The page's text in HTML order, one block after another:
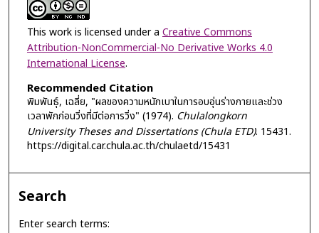
This work is licensed under a Creative Commons
Attribution-NonCommercial-No Derivative Works 4.0
International License.
Recommended Citation
พิมพันธุ์, เฉลี่ย, "ผลของความหนักเบาในการอบอุ่นร่างกายและช่วง
เวลาพักก่อนวิ่งที่มีต่อการวิ่ง" (1974). Chulalongkorn
University Theses and Dissertations (Chula ETD). 15431.
https://digital.car.chula.ac.th/chulaetd/15431
Search
Enter search terms: